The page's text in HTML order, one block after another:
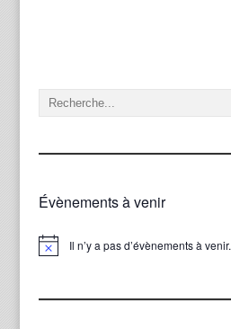
Évènements à venir
Notice Il n’y a pas d’évènements à venir.